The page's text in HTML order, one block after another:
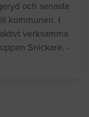
och senaste
kommunen. I
verksamma
Snickare. -